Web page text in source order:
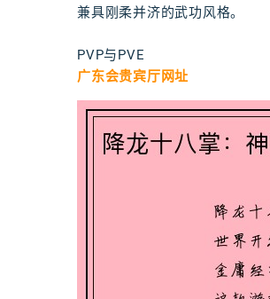
兼具刚柔并济的武功风格。
PVP与PVE
广东会贵宾厅网址